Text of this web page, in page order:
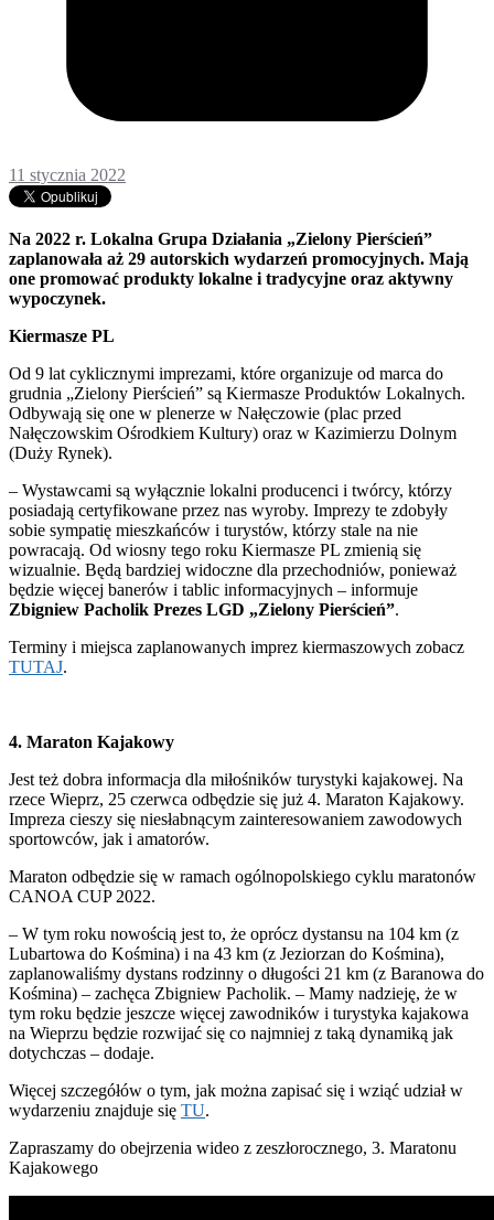
11 stycznia 2022
Na 2022 r. Lokalna Grupa Działania „Zielony Pierścień”
zaplanowała aż 29 autorskich wydarzeń promocyjnych. Mają
one promować produkty lokalne i tradycyjne oraz aktywny
wypoczynek.
Kiermasze PL
Od 9 lat cyklicznymi imprezami, które organizuje od marca do
grudnia „Zielony Pierścień” są Kiermasze Produktów Lokalnych.
Odbywają się one w plenerze w Nałęczowie (plac przed
Nałęczowskim Ośrodkiem Kultury) oraz w Kazimierzu Dolnym
(Duży Rynek).
– Wystawcami są wyłącznie lokalni producenci i twórcy, którzy
posiadają certyfikowane przez nas wyroby. Imprezy te zdobyły
sobie sympatię mieszkańców i turystów, którzy stale na nie
powracają. Od wiosny tego roku Kiermasze PL zmienią się
wizualnie. Będą bardziej widoczne dla przechodniów, ponieważ
będzie więcej banerów i tablic informacyjnych – informuje
Zbigniew Pacholik Prezes LGD „Zielony Pierścień”.
Terminy i miejsca zaplanowanych imprez kiermaszowych zobacz
TUTAJ.
4. Maraton Kajakowy
Jest też dobra informacja dla miłośników turystyki kajakowej. Na
rzece Wieprz, 25 czerwca odbędzie się już 4. Maraton Kajakowy.
Impreza cieszy się niesłabnącym zainteresowaniem zawodowych
sportowców, jak i amatorów.
Maraton odbędzie się w ramach ogólnopolskiego cyklu maratonów
CANOA CUP 2022.
– W tym roku nowością jest to, że oprócz dystansu na 104 km (z
Lubartowa do Kośmina) i na 43 km (z Jeziorzan do Kośmina),
zaplanowaliśmy dystans rodzinny o długości 21 km (z Baranowa do
Kośmina) – zachęca Zbigniew Pacholik. – Mamy nadzieję, że w
tym roku będzie jeszcze więcej zawodników i turystyka kajakowa
na Wieprzu będzie rozwijać się co najmniej z taką dynamiką jak
dotychczas – dodaje.
Więcej szczegółów o tym, jak można zapisać się i wziąć udział w
wydarzeniu znajduje się TU.
Zapraszamy do obejrzenia wideo z zeszłorocznego, 3. Maratonu
Kajakowego